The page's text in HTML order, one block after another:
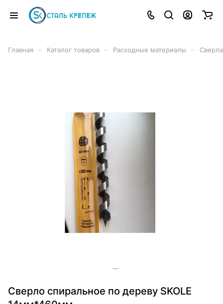
Главная Каталог товаров Расходные материалы Сверла
Сверло спиральное по дереву SKOLE